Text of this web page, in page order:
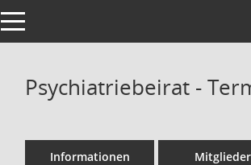
Toggle navigation
Psychiatriebeirat -
Informationen Mitglieder